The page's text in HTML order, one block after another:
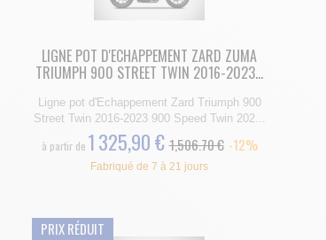
LIGNE POT D'ECHAPPEMENT ZARD ZUMA
TRIUMPH 900 STREET TWIN 2016-2023...
Ligne pot d'Echappement Zard Triumph 900
Street Twin 2016-2023 900 Speed Twin 202...
à partir de 1 325,90 € 1,506.70 € -12%
Fabriqué de 7 à 21 jours
PRIX RÉDUIT